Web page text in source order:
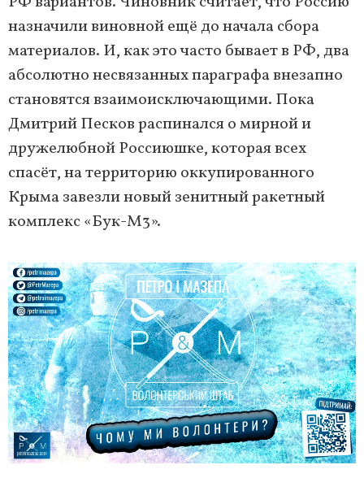
назначили виновной ещё до начала сбора
материалов. И, как это часто бывает в РФ, два
абсолютно несвязанных параграфа внезапно
становятся взаимоисключающими. Пока
Дмитрий Песков распинался о мирной и
дружелюбной Россиюшке, которая всех
спасёт, на территорию оккупированного
Крыма завезли новый зенитный ракетный
комплекс «Бук-М3».